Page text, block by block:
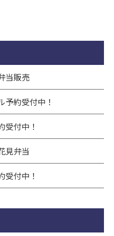
当販売
約受付中！
付中！
弁当
付中！